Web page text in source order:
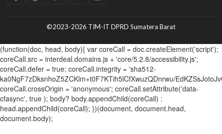
©2023-2026 TIM-IT DPRD Sumatera Barat
(function(doc, head, body){ var coreCall = doc.createElement('script');
coreCall.src = interdeal.domains.js + 'core/5.2.8/accessibility.js';
coreCall.defer = true; coreCall.integrity = 'sha512-
ka0NgF7zDksnhoZ5ZCKlm+t0F7KTih5lCfXwuzQDnrwu/
coreCall.crossOrigin = 'anonymous'; coreCall.setAttribute('data-
cfasync', true ); body? body.appendChild(coreCall) :
head.appendChild(coreCall); })(document, document.head,
document.body);